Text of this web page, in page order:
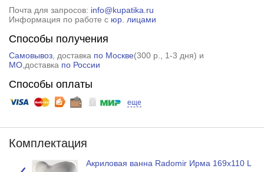
Почта для запросов: info@kupatika.ru
Информация по работе с юр. лицами
Способы получения
Самовывоз, доставка по Москве(300 р.
, 1-3 дня) и
МО,доставка по России
Способы оплаты
еще
Комплектация
Акриловая ванна Radomir Ирма 169х110 L